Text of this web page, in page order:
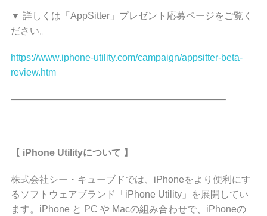
▼ 詳しくは「AppSitter」プレゼント応募ページをご覧く
ださい。
https://www.iphone-utility.com/campaign/appsitter-beta-
review.htm
——————————————————————–
【 iPhone Utilityについて 】
株式会社シー・キューブドでは、iPhoneをより便利にす
るソフトウェアブランド「iPhone Utility」を展開してい
ます。iPhone と PC や Macの組み合わせで、iPhoneの